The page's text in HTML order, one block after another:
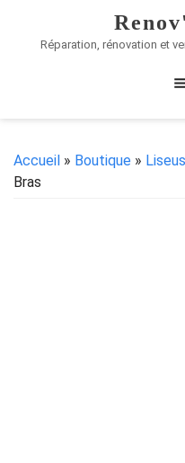
Réparation, rénovation et
Accueil » Boutique »
Bras